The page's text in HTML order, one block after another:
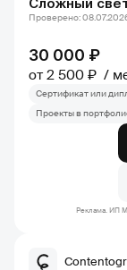
30 000 ₽
от 2 500 ₽
Проверено:
Сертификат или
Проекты в
Реклама. ИП